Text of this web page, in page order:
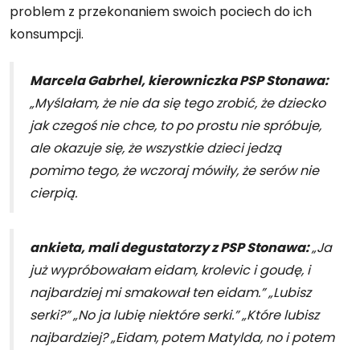
problem z przekonaniem swoich pociech do ich
konsumpcji.
Marcela Gabrhel, kierowniczka PSP Stonawa:
„Myślałam, że nie da się tego zrobić, że dziecko
jak czegoś nie chce, to po prostu nie spróbuje,
ale okazuje się, że wszystkie dzieci jedzą
pomimo tego, że wczoraj mówiły, że serów nie
cierpią.
ankieta, mali degustatorzy z PSP Stonawa:„Ja
już wypróbowałam eidam, krolevic i goudę, i
najbardziej mi smakował ten eidam.” „Lubisz
serki?” „No ja lubię niektóre serki.” „Które lubisz
najbardziej? „Eidam, potem Matylda, no i potem